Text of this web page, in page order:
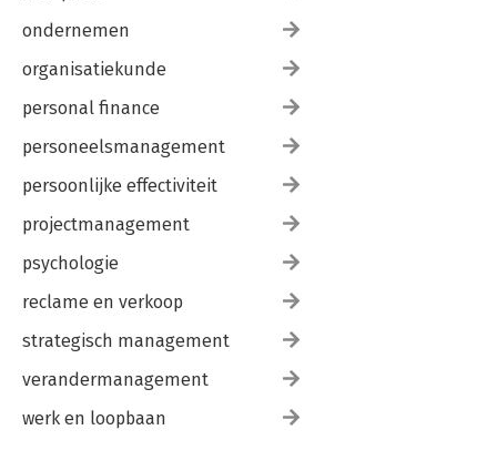
ondernemen
organisatiekunde
personal finance
personeelsmanagement
persoonlijke effectiviteit
projectmanagement
psychologie
reclame en verkoop
strategisch management
verandermanagement
werk en loopbaan